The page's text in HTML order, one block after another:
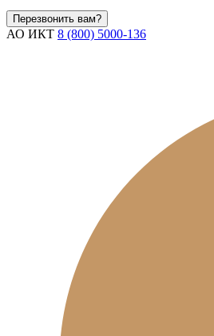
Перезвонить вам?
АО ИКТ 8 (800) 5000-136